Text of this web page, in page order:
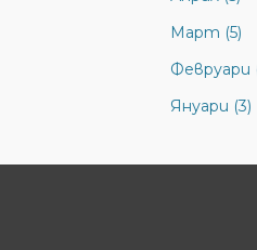
Март (5)
Февруари
Януари (3)